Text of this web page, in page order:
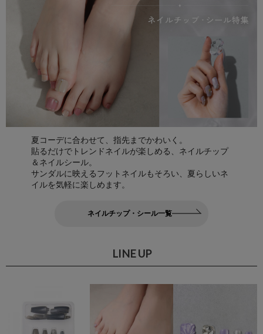
夏コーデに合わせて、指先までかわいく。
貼るだけでトレンドネイルが楽しめる、ネイルチップ
＆ネイルシール。
サンダルに映えるフットネイルもそろい、夏らしいネ
イルを気軽に楽しめます。
ネイルチップ・シール一覧
LINE UP